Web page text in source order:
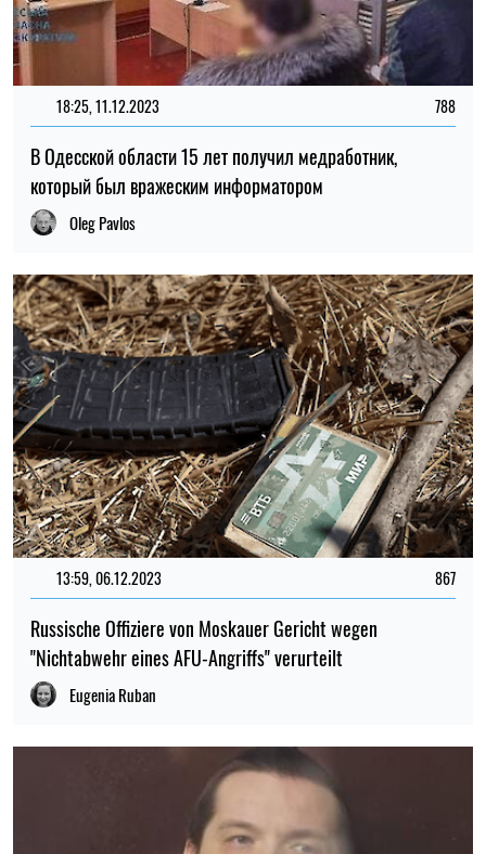
18:25, 11.12.2023 788
В Одесской области 15 лет получил медработник,
который был вражеским информатором
Oleg Pavlos
13:59, 06.12.2023 867
Russische Offiziere von Moskauer Gericht wegen
"Nichtabwehr eines AFU-Angriffs" verurteilt
Eugenia Ruban